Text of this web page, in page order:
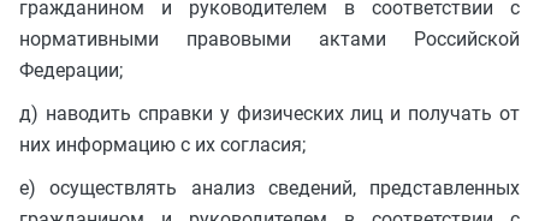
гражданином и руководителем в соответствии с
нормативными правовыми актами Российской
Федерации;
д) наводить справки у физических лиц и получать от
них информацию с их согласия;
е) осуществлять анализ сведений, представленных